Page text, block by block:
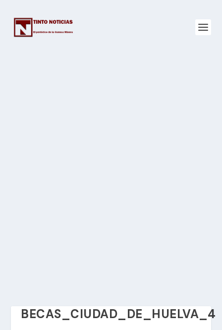
BECAS_CIUDAD_DE_HUELVA_4